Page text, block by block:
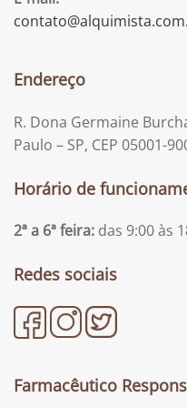
Endereço
R. Dona Germaine
Paulo – SP, CEP 05001-
Horário de
2ª a 6ª feira: das 9:00 às
Redes sociais
Farmacêutico